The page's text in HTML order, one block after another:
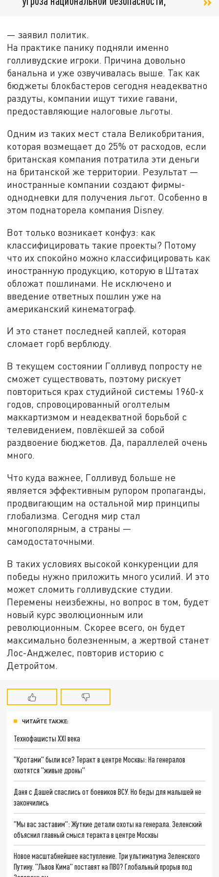
— заявил политик.
На практике панику подняли именно
голливудские игроки. Причина довольно
банальна и уже озвучивалась выше. Так как
бюджеты блокбастеров сегодня неадекватно
раздуты, компании ищут тихие гавани,
предоставляющие налоговые льготы.
Одним из таких мест стала Великобритания,
которая возмещает до 25% от расходов, если
британская компания потратила эти деньги
на британской же территории. Результат —
иностранные компании создают фирмы-
однодневки для получения льгот. Особенно в
этом поднаторела компания Disney.
Вот только возникает конфуз: как
классифицировать такие проекты? Потому
что их спокойно можно классифицировать как
иностранную продукцию, которую в Штатах
обложат пошлинами. Не исключено и
введение ответных пошлин уже на
американский кинематограф.
И это станет последней каплей, которая
сломает горб верблюду.
В текущем состоянии Голливуд попросту не
сможет существовать, поэтому рискует
повториться крах студийной системы 1960-х
годов, спровоцированный оголтелым
маккартизмом и неадекватной борьбой с
телевидением, повлёкшей за собой
раздвоение бюджетов. Да, параллелей очень
много.
Что куда важнее, Голливуд больше не
является эффективным рупором пропаганды,
продвигающим на остальной мир принципы
глобализма. Сегодня мир стал
многополярным, а страны —
самодостаточными.
В таких условиях высокой конкуренции для
победы нужно приложить много усилий. И это
может сломить голливудские студии.
Перемены неизбежны, но вопрос в том, будет
новый курс эволюционным или
революционным. Скорее всего, он будет
максимально болезненным, а жертвой станет
Лос-Анджелес, повторив историю с
Детройтом.
ЧИТАЙТЕ ТАКЖЕ:
Технофашисты XXI века
"Кротами" были все? Теракт в центре Москвы: На генералов
охотятся "живые дроны"
Даня с Дашей спаслись от боевиков ВСУ. Но беды для малышей не
закончились
"Мы вас заставим": Жуткие детали охоты на генерала. Зеленский
объяснил главный смысл теракта в центре Москвы
Новое масштабнейшее наступление. Три ультиматума Зеленского
Путину. "Львов Кима" поставят на ПВО? Глобальный прорыв под